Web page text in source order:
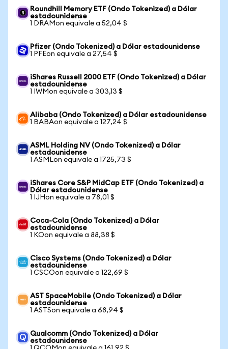
Roundhill Memory ETF (Ondo Tokenized) a Dólar
estadounidense
1 DRAMon equivale a 52,04 $
Pfizer (Ondo Tokenized) a Dólar estadounidense
1 PFEon equivale a 27,54 $
iShares Russell 2000 ETF (Ondo Tokenized) a Dólar
estadounidense
1 IWMon equivale a 303,13 $
Alibaba (Ondo Tokenized) a Dólar estadounidense
1 BABAon equivale a 127,24 $
ASML Holding NV (Ondo Tokenized) a Dólar
estadounidense
1 ASMLon equivale a 1725,73 $
iShares Core S&P MidCap ETF (Ondo Tokenized) a
Dólar estadounidense
1 IJHon equivale a 78,01 $
Coca-Cola (Ondo Tokenized) a Dólar
estadounidense
1 KOon equivale a 88,38 $
Cisco Systems (Ondo Tokenized) a Dólar
estadounidense
1 CSCOon equivale a 122,69 $
AST SpaceMobile (Ondo Tokenized) a Dólar
estadounidense
1 ASTSon equivale a 68,94 $
Qualcomm (Ondo Tokenized) a Dólar
estadounidense